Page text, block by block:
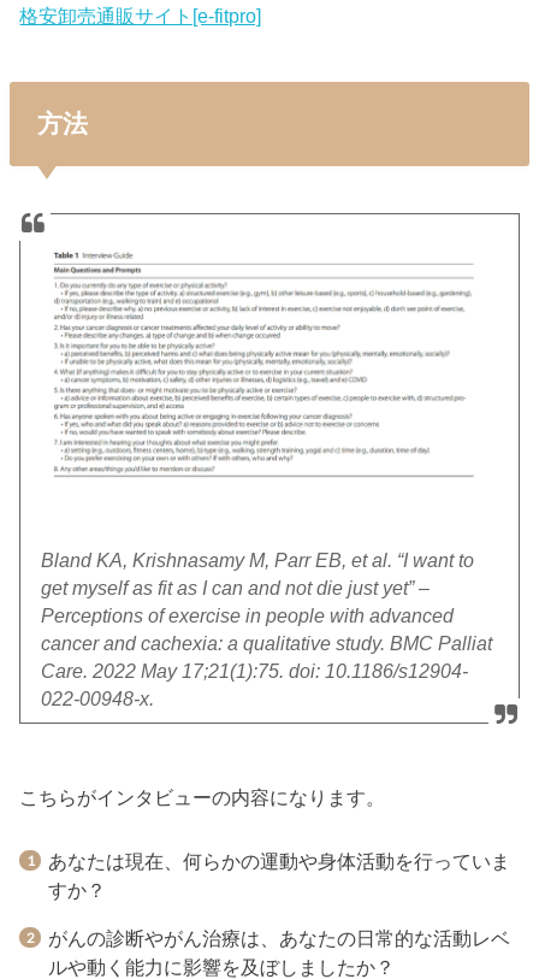
格安卸売通販サイト[e-fitpro]
方法
Bland KA, Krishnasamy M, Parr EB, et al. “I want to
get myself as fit as I can and not die just yet” –
Perceptions of exercise in people with advanced
cancer and cachexia: a qualitative study. BMC Palliat
Care. 2022 May 17;21(1):75. doi: 10.1186/s12904-
022-00948-x.
こちらがインタビューの内容になります。
あなたは現在、何らかの運動や身体活動を行っていま
すか？
がんの診断やがん治療は、あなたの日常的な活動レベ
ルや動く能力に影響を及ぼしましたか？